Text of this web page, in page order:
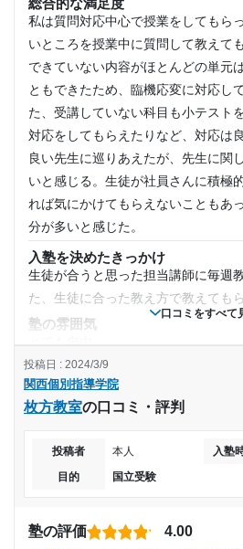
1時間～2時間未満
月額料金
40,001円〜50,000円
目的の達成度
達成
志望校を合格することができた。
も苦手分野に限らず沢山サポート
第一志望校：
閉め切っていてもとてもうるさかっ
す。
授業以外のサポート
(相談・面談、家庭学習のサポート、授業以外
親の面談が数ヶ月に一回ありました
かなと印象です。できていないとか
になりました。
利用詳細
通塾期間
入塾時の学年
小学6年
受講コース
通年
通塾頻度
1日あたりの授業時間
口コミをすべて
総合的な満足度
私は質問対応中心で授業をしてもら
いところを授業中に質問して教えて
できていない内容がほとんどの単元
ともできたため、臨機応変に対応し
た、受講していない科目も小テスト
対応をしてもらえたりなど、対応は
良い先生に巡りあえたが、先生に関
いと感じる。生徒が社員さんに積極
れば気にかけてもらえないこともあ
分が多いと感じた。
入塾を決めたきっかけ
生徒が合うと思った担当講師に毎週
た、生徒に合った教え方で教えても
塾の雰囲気
料金
小中高で学年によって値段が変わる
間が少し短い分少し授業料が安くな
コース・カリキュラム
コースは分かれておらず、学年ごと
教え方をしてもらえる。
関西個別指導学院
枚方教室の口コミ・評判
投稿日 : 2024/3/9
投稿者 本人 入塾
目的
国立受験
塾の評価 4.00